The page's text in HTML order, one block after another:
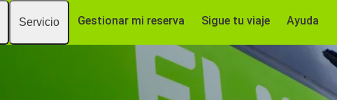
Servicio Gestionar mi reserva Sigue tu viaje Ayuda